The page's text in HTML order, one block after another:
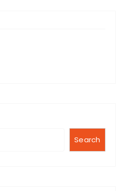
Search